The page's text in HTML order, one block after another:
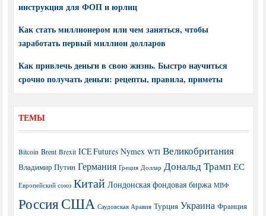
инструкция для ФОП и юрлиц
Как стать миллионером или чем заняться, чтобы
заработать первый миллион долларов
Как привлечь деньги в свою жизнь. Быстро научиться
срочно получать деньги: рецепты, правила, приметы
ТЕМЫ
Bitcoin Brent Brexit ICE Futures Nymex WTI Великобритания
Владимир Путин Германия Греция Доллар Дональд Трамп ЕС
Европейский союз Китай Лондонская фондовая биржа МВФ
РоссияСША Саудовская Аравия Турция Украина Франция